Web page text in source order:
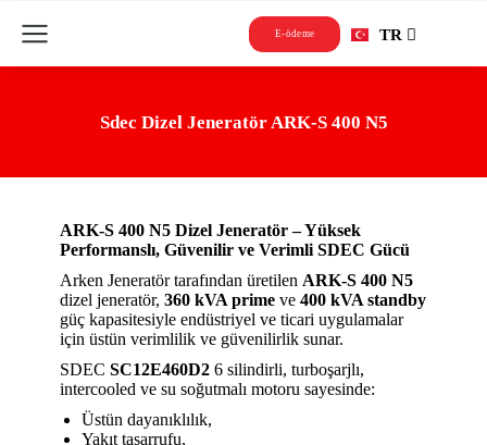
E-ödeme TR
RU
Sdec Dizel Jeneratör ARK-S 400 N5
ARK-S 400 N5 Dizel Jeneratör – Yüksek
Performanslı, Güvenilir ve Verimli SDEC Gücü
Arken Jeneratör tarafından üretilen ARK-S 400 N5
dizel jeneratör, 360 kVA prime ve 400 kVA standby
güç kapasitesiyle endüstriyel ve ticari uygulamalar
için üstün verimlilik ve güvenilirlik sunar.
SDEC SC12E460D2 6 silindirli, turboşarjlı,
intercooled ve su soğutmalı motoru sayesinde:
Üstün dayanıklılık,
Yakıt tasarrufu,